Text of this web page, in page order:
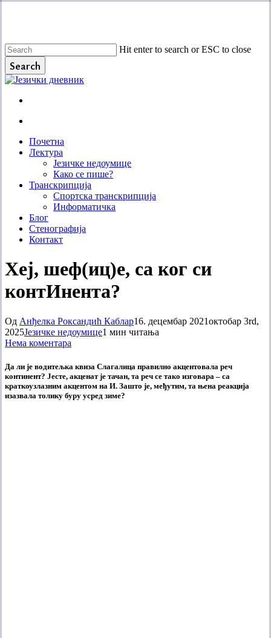
content
Hit enter to search or ESC to close
Search
Close
Menu
search
Menu
Почетна
Лектура
Језичке недоумице
Како се пише?
Транскрипција
Спортска транскрипција
Информатичка
Блог
Стенографија
Контакт
Хеј, шеф(иц)е, са ког си
контИнента?
Од Анђелка Роксандић Каблар16. децембар 2021октобар 3rd,
2025Језичке недоумице1 мин читања
Нема коментара
Да ли је водитељка квиза Слагалица правилно акцентовала реч
континент? Јесте, акценат је тачан, та реч се тако изговара – са
краткоузлазним акцентом на И. Зашто је, међутим, та њена реакција
изазвала толику буру усред зиме?